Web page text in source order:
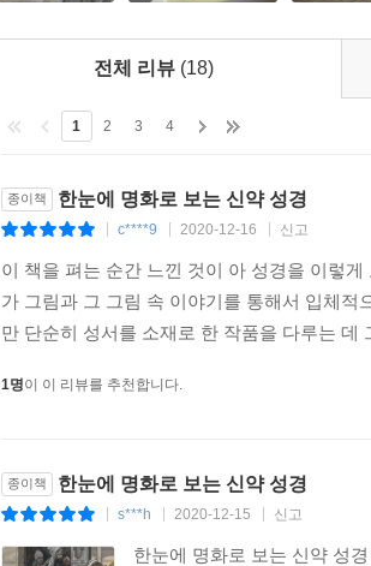
전체 리뷰 (18)
1 2 3 4
종이책 한눈에 명화로 보는 신약 성경
c****9 2020-12-16 신고
이 책을 펴는 순간 느낀 것이 아 성경을 이렇
가 그림과 그 그림 속 이야기를 통해서 입체적
만 단순히 성서를 소재로 한 작품을 다루는
1명이 이 리뷰를 추천합니다.
종이책 한눈에 명화로 보는 신약 성경
s***h 2020-12-15 신고
한눈에 명화로 보는 신약 성